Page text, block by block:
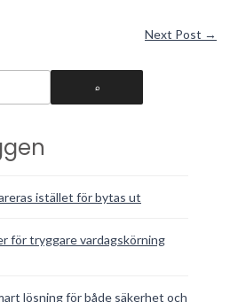
Next Post →
istället för bytas ut
för tryggare vardagskörning
lösning för både säkerhet och